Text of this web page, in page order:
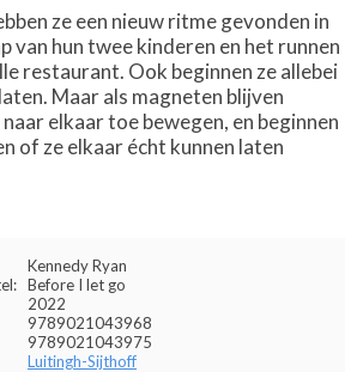
ze een nieuw ritme gevonden in
van hun twee kinderen en het runnen
restaurant. Ook beginnen ze allebei
Maar als magneten blijven
naar elkaar toe bewegen, en beginnen
of ze elkaar écht kunnen laten
Kennedy Ryan
Before I let go
2022
9789021043968
9789021043975
Luitingh-Sijthoff